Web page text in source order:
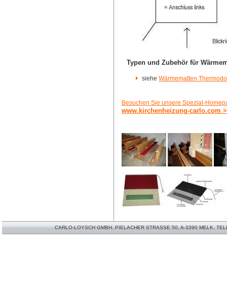
Typen und Zubehör für
siehe Wärmematten
Besuchen Sie unsere Spezial-
www.kirchenheizung-carlo.com
CARLO-LOYSCH GMBH. PIELACHER STRASSE 50, A-3390 MELK.